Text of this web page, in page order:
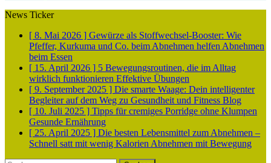
News Ticker
[ 8. Mai 2026 ] Gewürze als Stoffwechsel-Booster: Wie
Pfeffer, Kurkuma und Co. beim Abnehmen helfen Abnehmen
beim Essen
[ 15. April 2026 ] 5 Bewegungsroutinen, die im Alltag
wirklich funktionieren Effektive Übungen
[ 9. September 2025 ] Die smarte Waage: Dein intelligenter
Begleiter auf dem Weg zu Gesundheit und Fitness Blog
[ 10. Juli 2025 ] Tipps für cremiges Porridge ohne Klumpen
Gesunde Ernährung
[ 25. April 2025 ] Die besten Lebensmittel zum Abnehmen –
Schnell satt mit wenig Kalorien Abnehmen mit Bewegung